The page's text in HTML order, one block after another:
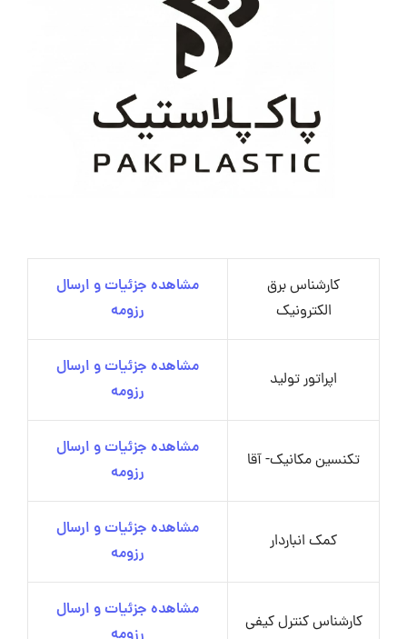
کارشناس برق
الکترونیک
مشاهده جزئیات و ارسال
رزومه
اپراتور تولید
مشاهده جزئیات و ارسال
رزومه
تکنسین مکانیک- آقا
مشاهده جزئیات و ارسال
رزومه
کمک انباردار
مشاهده جزئیات و ارسال
رزومه
کارشناس کنترل کیفی
مشاهده جزئیات و ارسال